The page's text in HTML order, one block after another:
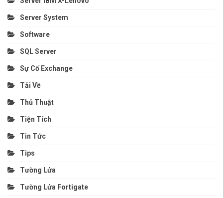
Server System
Software
SQL Server
Sự Cố Exchange
Tải Về
Thủ Thuật
Tiện Tích
Tin Tức
Tips
Tường Lửa
Tường Lửa Fortigate